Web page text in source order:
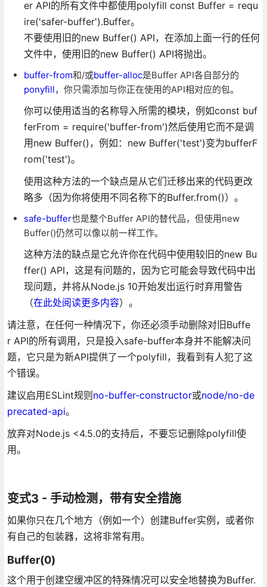
er API的所有文件中都使用polyfill const Buffer = requ
ire('safer-buffer').Buffer。
不要使用旧的new Buffer() API，在添加上面一行的任何
文件中，使用旧的new Buffer() API将抛出。
buffer-from和/或buffer-alloc是Buffer API各自部分的
ponyfill，你只需添加与你正在使用的API相对应的包。
你可以使用适当的名称导入所需的模块，例如const buf
ferFrom = require('buffer-from')然后使用它而不是调
用new Buffer()，例如：new Buffer('test')变为bufferF
rom('test')。
使用这种方法的一个缺点是从它们迁移出来的代码更改
略多（因为你将使用不同名称下的Buffer.from()）。
safe-buffer也是整个Buffer API的替代品，但使用new
Buffer()仍然可以像以前一样工作。
这种方法的缺点是它允许你在代码中使用较旧的new Bu
ffer() API，这是有问题的，因为它可能会导致代码中出
现问题，并将从Node.js 10开始发出运行时弃用警告
（在此处阅读更多内容）。
请注意，在任何一种情况下，你还必须手动删除对旧Buffe
r API的所有调用，只是投入safe-buffer本身并不能解决问
题，它只是为新API提供了一个polyfill，我看到有人犯了这
个错误。
建议启用ESLint规则no-buffer-constructor或node/no-de
precated-api。
放弃对Node.js <4.5.0的支持后，不要忘记删除polyfill使
用。
变式3 - 手动检测，带有安全措施
如果你只在几个地方（例如一个）创建Buffer实例，或者你
有自己的包装器，这将非常有用。
Buffer(0)
这个用于创建空缓冲区的特殊情况可以安全地替换为Buffer.